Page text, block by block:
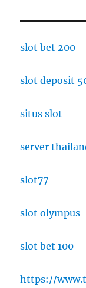
slot bet 200
slot deposit
situs slot
server
slot77
slot olympus
slot bet 100
https://